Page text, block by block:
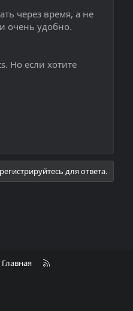
через время, а не
очень удобно.
Но если хотите
для ответа.
Главная
R